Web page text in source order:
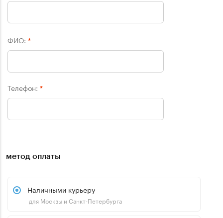
ФИО: *
Телефон: *
метод оплаты
Наличными курьеру
для Москвы и Санкт-Петербурга